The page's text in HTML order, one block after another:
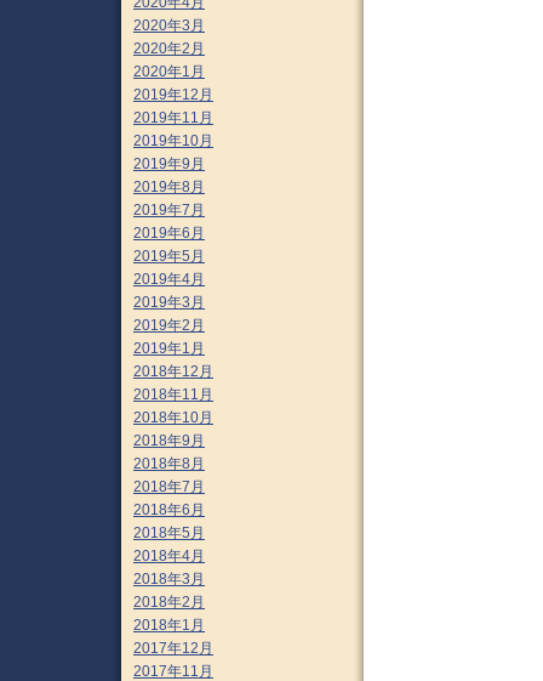
2020年3月
2020年2月
2020年1月
2019年12月
2019年11月
2019年10月
2019年9月
2019年8月
2019年7月
2019年6月
2019年5月
2019年4月
2019年3月
2019年2月
2019年1月
2018年12月
2018年11月
2018年10月
2018年9月
2018年8月
2018年7月
2018年6月
2018年5月
2018年4月
2018年3月
2018年2月
2018年1月
2017年12月
2017年11月